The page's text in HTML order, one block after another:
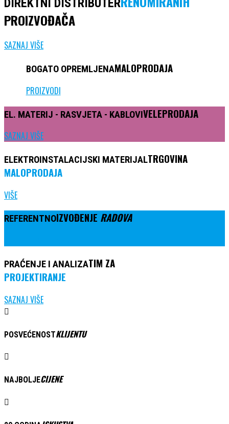
PROIZVOĐAČA
SAZNAJ VIŠE
BOGATO OPREMLJENAMALOPRODAJA
PROIZVODI
EL. MATERIJ - RASVJETA - KABLOVIVELEPRODAJA
SAZNAJ VIŠE
ELEKTROINSTALACIJSKI MATERIJALTRGOVINA
MALOPRODAJA
VIŠE
REFERENTNOIZVOĐENJE RADOVA
PRAĆENJE I ANALIZATIM ZA
PROJEKTIRANJE
SAZNAJ VIŠE
POSVEĆENOSTKLIJENTU
NAJBOLJECIJENE